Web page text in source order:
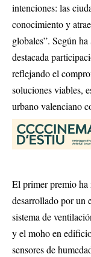
intenciones: las
conocimiento y
globales”. Según
destacada
reflejando el
soluciones viables,
urbano valenciano
El primer premio ha
desarrollado por un
sistema de
y el moho en
sensores de